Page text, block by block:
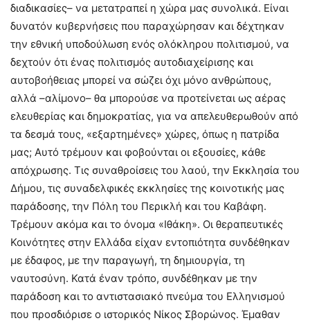
διαδικασίες– να μετατραπεί η χώρα μας συνολικά. Είναι
δυνατόν κυβερνήσεις που παραχώρησαν και δέχτηκαν
την εθνική υποδούλωση ενός ολόκληρου πολιτισμού, να
δεχτούν ότι ένας πολιτισμός αυτοδιαχείρισης και
αυτοβοήθειας μπορεί να σώζει όχι μόνο ανθρώπους,
αλλά –αλίμονο– θα μπορούσε να προτείνεται ως αέρας
ελευθερίας και δημοκρατίας, για να απελευθερωθούν από
τα δεσμά τους, «εξαρτημένες» χώρες, όπως η πατρίδα
μας; Αυτό τρέμουν και φοβούνται οι εξουσίες, κάθε
απόχρωσης. Τις συναθροίσεις του λαού, την Εκκλησία του
Δήμου, τις συναδελφικές εκκλησίες της κοινοτικής μας
παράδοσης, την Πόλη του Περικλή και του Καβάφη.
Τρέμουν ακόμα και το όνομα «Ιθάκη». Οι θεραπευτικές
Κοινότητες στην Ελλάδα είχαν εντοπιότητα συνδέθηκαν
με έδαφος, με την παραγωγή, τη δημιουργία, τη
ναυτοσύνη. Κατά έναν τρόπο, συνδέθηκαν με την
παράδοση και το αντιστασιακό πνεύμα του Ελληνισμού
που προσδιόρισε ο ιστορικός Νίκος Σβορώνος. Έμαθαν